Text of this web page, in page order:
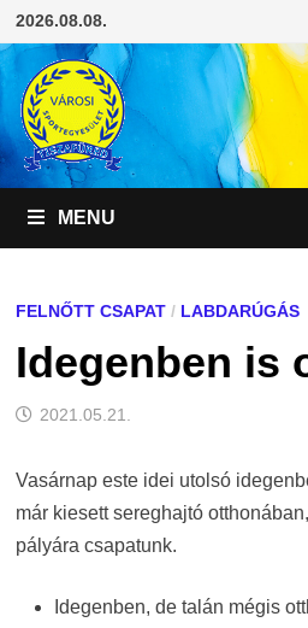
Skip
to
content
2026.08.08.
MENU
FELNŐTT CSAPAT/ LABDARÚGÁS
Idegenben is
2021.05.21.
Vasárnap este idei utolsó
már kiesett sereghajtó
pályára csapatunk.
Idegenben, de talán mégis